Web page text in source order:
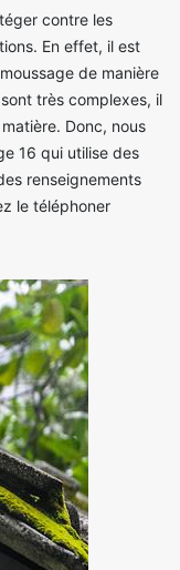
contre les
En effet, il est
de manière
très complexes, il
Donc, nous
16 qui utilise des
renseignements
le téléphoner